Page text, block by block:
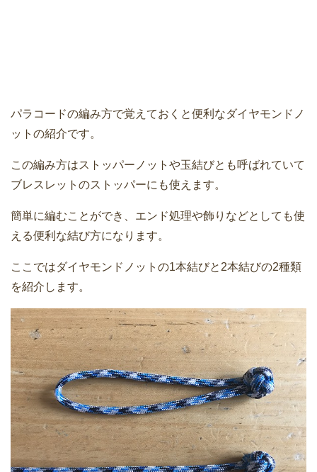
パラコードの編み方で覚えておくと便利なダイヤモンドノ
ットの紹介です。
この編み方はストッパーノットや玉結びとも呼ばれていて
ブレスレットのストッパーにも使えます。
簡単に編むことができ、エンド処理や飾りなどとしても使
える便利な結び方になります。
ここではダイヤモンドノットの1本結びと2本結びの2種類
を紹介します。